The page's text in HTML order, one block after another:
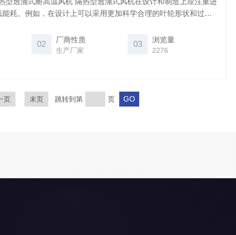
耗。例如，在设计上可以采用更加科学合理的叶轮形状和过流
艺，减少风机的质量，达到能耗低的目的。
02 厂商性质
生产厂家
03 浏览量
2276
页 末页 跳转到第 页